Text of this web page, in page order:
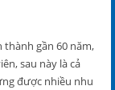
thành gần 60 năm,
sau này là cả
được nhiều nhu